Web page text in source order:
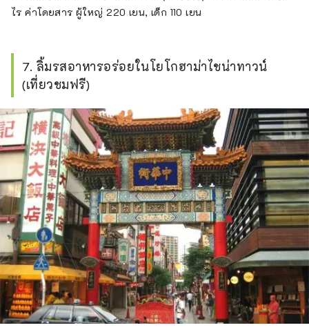
ไร ค่าโดยสาร ผู้ใหญ่ 220 เยน, เด็ก 110 เยน
7. ลิ้มรสอาหารอร่อยในโยโกฮาม่าไชน่าทาวน์
(เที่ยวชมฟรี)